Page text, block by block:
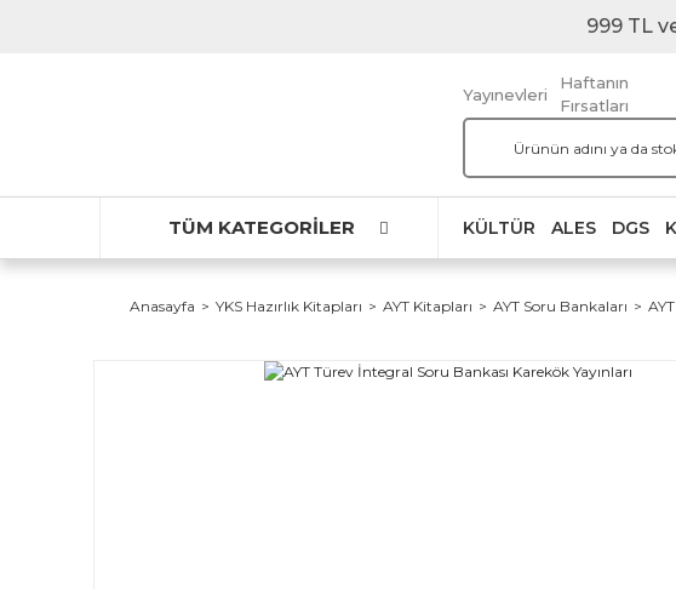
999 TL
Yayınevleri
Haftanın
Fırsatları
TÜM KATEGORİLER KÜLTÜR ALES DGS
Anasayfa YKS Hazırlık Kitapları AYT Kitapları AYT Soru Bankaları